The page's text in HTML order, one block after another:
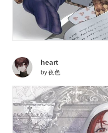
heart
by夜色